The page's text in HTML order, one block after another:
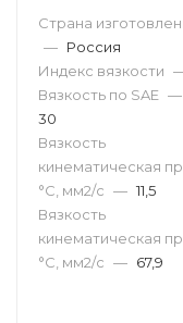
Страна
— Россия
Индекс вязкости
Вязкость по SAE —
30
Вязкость
кинематическая
°С, мм2/с — 11,5
Вязкость
кинематическая
°С, мм2/с — 67,9